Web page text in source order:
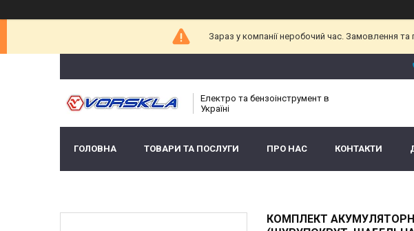
Зараз у компанії неробочий час. Замовлення
Електро та бензоінструмент в
Україні
ГОЛОВНА ТОВАРИ ТА ПОСЛУГИ ПРО НАС КОНТАКТИ
КОМПЛЕКТ